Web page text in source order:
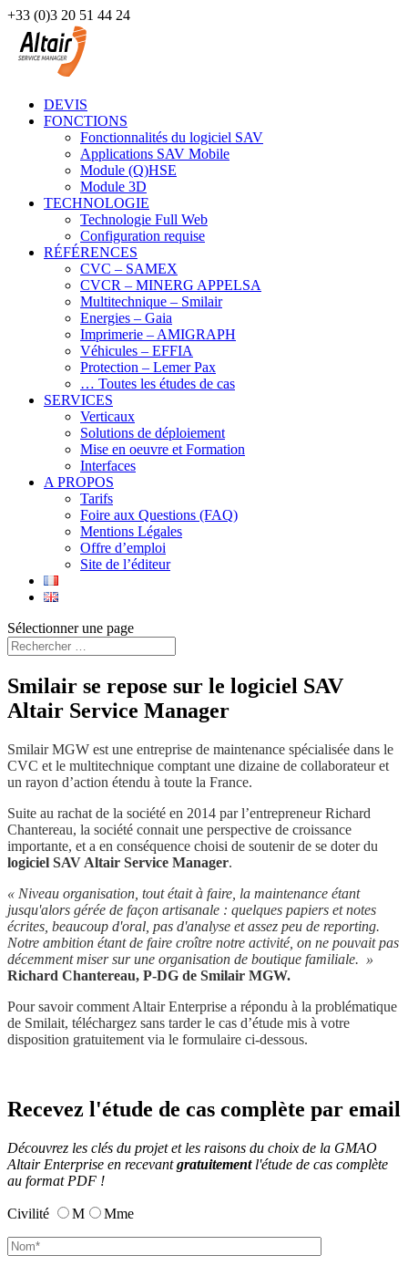
+33 (0)3 20 51 44 24
DEVIS
FONCTIONS
Fonctionnalités du logiciel SAV
Applications SAV Mobile
Module (Q)HSE
Module 3D
TECHNOLOGIE
Technologie Full Web
Configuration requise
RÉFÉRENCES
CVC – SAMEX
CVCR – MINERG APPELSA
Multitechnique – Smilair
Energies – Gaia
Imprimerie – AMIGRAPH
Véhicules – EFFIA
Protection – Lemer Pax
… Toutes les études de cas
SERVICES
Verticaux
Solutions de déploiement
Mise en oeuvre et Formation
Interfaces
A PROPOS
Tarifs
Foire aux Questions (FAQ)
Mentions Légales
Offre d’emploi
Site de l’éditeur
Sélectionner une page
Smilair se repose sur le logiciel SAV
Altair Service Manager
Smilair MGW est une entreprise de maintenance spécialisée dans le
CVC et le multitechnique comptant une dizaine de collaborateur et
un rayon d’action étendu à toute la France.
Suite au rachat de la société en 2014 par l’entrepreneur Richard
Chantereau, la société connait une perspective de croissance
importante, et a en conséquence choisi de soutenir de se doter du
logiciel SAV Altair Service Manager.
« Niveau organisation, tout était à faire, la maintenance étant
jusqu'alors gérée de façon artisanale : quelques papiers et notes
écrites, beaucoup d'oral, pas d'analyse et assez peu de reporting.
Notre ambition étant de faire croître notre activité, on ne pouvait pas
décemment miser sur une organisation de boutique familiale. »
Richard Chantereau, P-DG de Smilair MGW.
Pour savoir comment Altair Enterprise a répondu à la problématique
de Smilait, téléchargez sans tarder le cas d’étude mis à votre
disposition gratuitement via le formulaire ci-dessous.
Recevez l'étude de cas complète par email
Découvrez les clés du projet et les raisons du choix de la GMAO
Altair Enterprise en recevantgratuitementl'étude de cas complète
au format PDF !
Civilité M Mme